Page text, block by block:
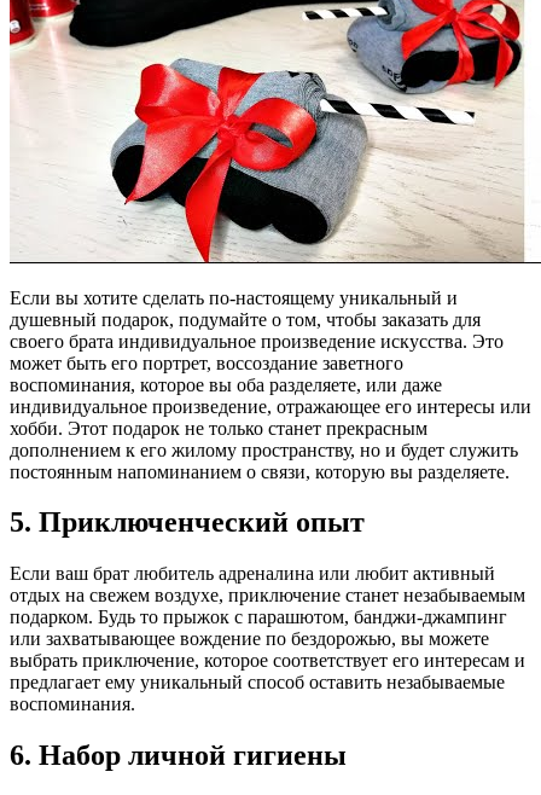
Если вы хотите сделать по-настоящему уникальный и
душевный подарок, подумайте о том, чтобы заказать для
своего брата индивидуальное произведение искусства. Это
может быть его портрет, воссоздание заветного
воспоминания, которое вы оба разделяете, или даже
индивидуальное произведение, отражающее его интересы или
хобби. Этот подарок не только станет прекрасным
дополнением к его жилому пространству, но и будет служить
постоянным напоминанием о связи, которую вы разделяете.
5. Приключенческий опыт
Если ваш брат любитель адреналина или любит активный
отдых на свежем воздухе, приключение станет незабываемым
подарком. Будь то прыжок с парашютом, банджи-джампинг
или захватывающее вождение по бездорожью, вы можете
выбрать приключение, которое соответствует его интересам и
предлагает ему уникальный способ оставить незабываемые
воспоминания.
6. Набор личной гигиены